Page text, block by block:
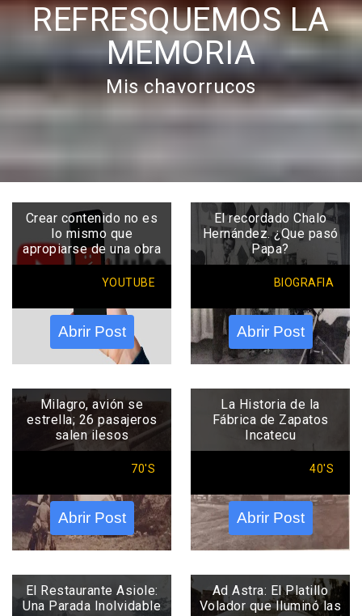
REFRESQUEMOS LA
MEMORIA
Mis chavorrucos
Crear contenido no es
lo mismo que
apropiarse de una obra
YOUTUBE
Abrir Post
El recordado Chalo
Hernández. ¿Que pasó
Papa?
BIOGRAFIA
Abrir Post
Milagro, avión se
estrella; 26 pasajeros
salen ilesos
70'S
Abrir Post
La Historia de la
Fábrica de Zapatos
Incatecu
40'S
Abrir Post
El Restaurante Asiole:
Una Parada Inolvidable
Ad Astra: El Platillo
Volador que Iluminó las